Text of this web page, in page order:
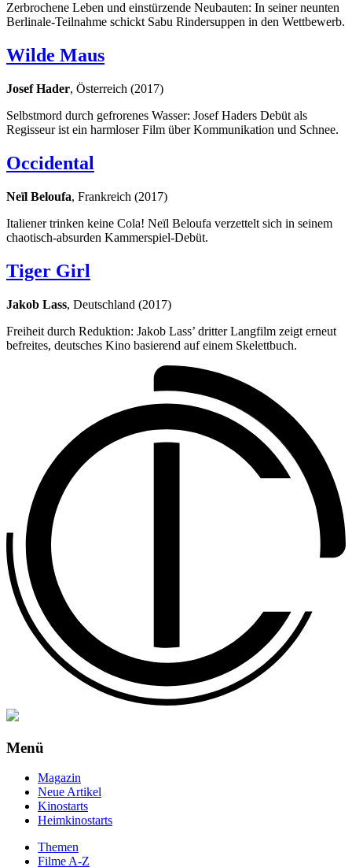
Zerbrochene Leben und einstürzende Neubauten: In seiner neunten
Berlinale-Teilnahme schickt Sabu Rindersuppen in den Wettbewerb.
Wilde Maus
Josef Hader, Österreich (2017)
Selbstmord durch gefrorenes Wasser: Josef Haders Debüt als
Regisseur ist ein harmloser Film über Kommunikation und Schnee.
Occidental
Neïl Beloufa, Frankreich (2017)
Italiener trinken keine Cola! Neïl Beloufa verzettelt sich in seinem
chaotisch-absurden Kammerspiel-Debüt.
Tiger Girl
Jakob Lass, Deutschland (2017)
Freiheit durch Reduktion: Jakob Lass’ dritter Langfilm zeigt erneut
befreites, deutsches Kino basierend auf einem Skelettbuch.
Menü
Magazin
Neue Artikel
Kinostarts
Heimkinostarts
Themen
Filme A-Z